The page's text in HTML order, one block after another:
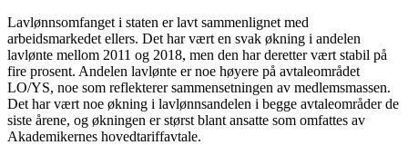
Lavlønnsomfanget i staten er lavt sammenlignet med
arbeidsmarkedet ellers. Det har vært en svak økning i andelen
lavlønte mellom 2011 og 2018, men den har deretter vært stabil på
fire prosent. Andelen lavlønte er noe høyere på avtaleområdet
LO/YS, noe som reflekterer sammensetningen av medlemsmassen.
Det har vært noe økning i lavlønnsandelen i begge avtaleområder de
siste årene, og økningen er størst blant ansatte som omfattes av
Akademikernes hovedtariffavtale.